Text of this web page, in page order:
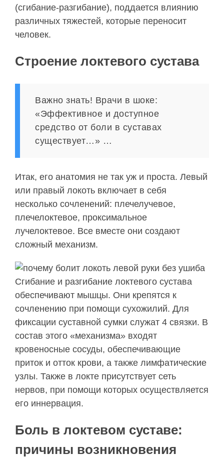
(сгибание-разгибание), поддается влиянию
различных тяжестей, которые переносит
человек.
Строение локтевого сустава
Важно знать! Врачи в шоке:
«Эффективное и доступное
средство от боли в суставах
существует…» …
Итак, его анатомия не так уж и проста. Левый
или правый локоть включает в себя
несколько сочленений: плечелучевое,
плечелоктевое, проксимальное
лучелоктевое. Все вместе они создают
сложный механизм.
Сгибание и разгибание локтевого сустава
обеспечивают мышцы. Они крепятся к
сочленению при помощи сухожилий. Для
фиксации суставной сумки служат 4 связки. В
состав этого «механизма» входят
кровеносные сосуды, обеспечивающие
приток и отток крови, а также лимфатические
узлы. Также в локте присутствует сеть
нервов, при помощи которых осуществляется
его иннервация.
Боль в локтевом суставе:
причины возникновения